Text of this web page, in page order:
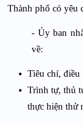
Thành phố có yêu
- Ủy ban
về:
Tiêu chí, điều
Trình tự, thủ
thực hiện thử